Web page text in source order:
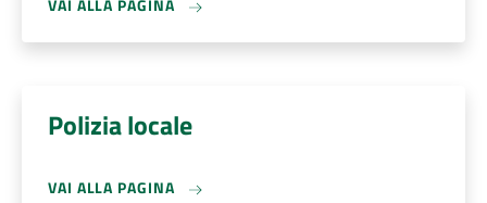
VAI ALLA PAGINA
Polizia locale
VAI ALLA PAGINA